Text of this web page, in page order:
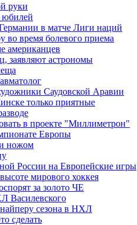
руки
в матче Лиги наций
во время болевого приема
американцев
заявляют астрономы
Саудовской Аравии
только приятные
в проекте "Миллиметрон"
Европы
ножом
России на Европейские игры
мирового хоккея
за золото ЧЕ
Василевского
сезона в НХЛ
сделать